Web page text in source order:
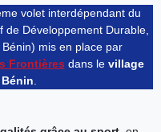
volet interdépendant du
de Développement Durable,
mis en place par
Frontières dans le village
Bénin.